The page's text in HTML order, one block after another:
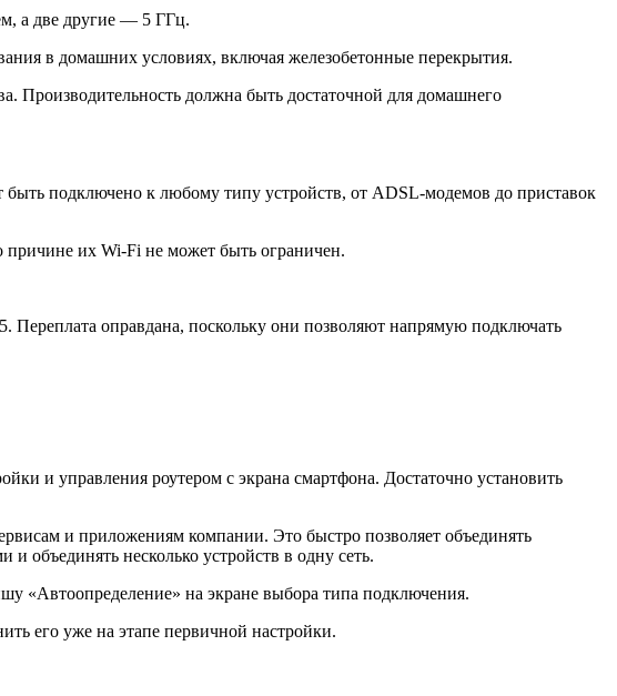
а две другие — 5 ГГц.
в домашних условиях, включая железобетонные перекрытия.
Производительность должна быть достаточной для домашнего
подключено к любому типу устройств, от ADSL-модемов до приставок
причине их Wi-Fi не может быть ограничен.
оправдана, поскольку они позволяют напрямую подключать
и управления роутером с экрана смартфона. Достаточно установить
и приложениям компании. Это быстро позволяет объединять
объединять несколько устройств в одну сеть.
«Автоопределение» на экране выбора типа подключения.
его уже на этапе первичной настройки.